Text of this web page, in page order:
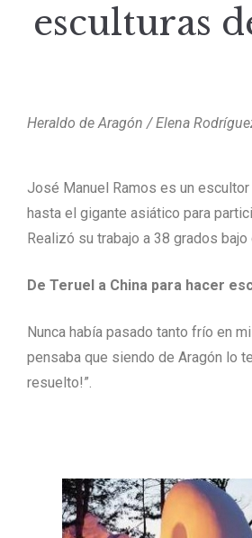
esculturas
Heraldo de Aragón / Elena
José Manuel Ramos es un escultor
hasta el gigante asiático para
Realizó su trabajo a 38 grados bajo
De Teruel a China para hacer
Nunca había pasado tanto frío en mi
pensaba que siendo de Aragón lo
resuelto!”.